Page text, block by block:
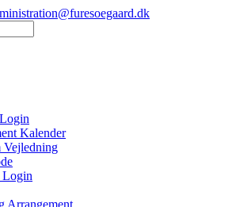
Kalender
Vejledning
Login
Arrangement